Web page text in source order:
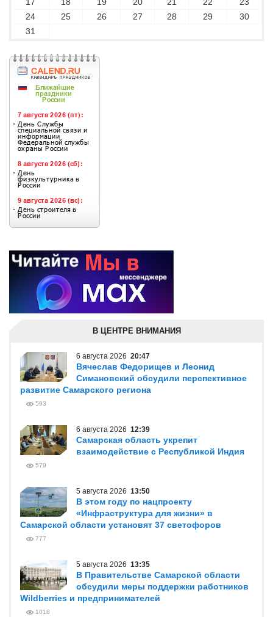
24
25 26 27 28 29
30
31
В ЦЕНТРЕ ВНИМАНИЯ
6 августа 2026 20:47
Вячеслав Федорищев и Леонид
Симановский обсудили перспективное
развитие Самарского региона
593
6 августа 2026 12:39
Самарская область укрепит
взаимодействие с Республикой Индия
579
5 августа 2026 13:50
В этом году по нацпроекту
«Инфраструктура для жизни» в
Самарской области установят 37 светофоров
777
5 августа 2026 13:35
В Правительстве Самарской области
обсудили меры поддержки работников
Wildberries и предпринимателей
1018